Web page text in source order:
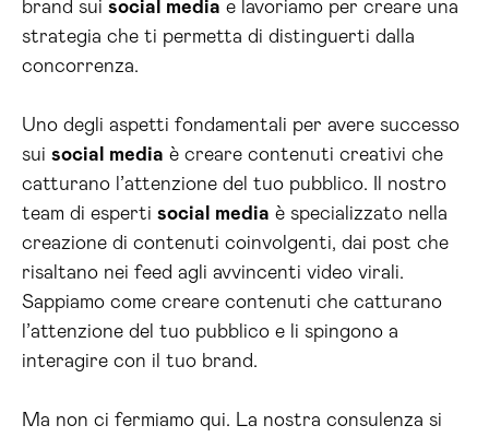
brand sui social media e lavoriamo per creare una
strategia che ti permetta di distinguerti dalla
concorrenza.
Uno degli aspetti fondamentali per avere successo
sui social media è creare contenuti creativi che
catturano l’attenzione del tuo pubblico. Il nostro
team di esperti social media è specializzato nella
creazione di contenuti coinvolgenti, dai post che
risaltano nei feed agli avvincenti video virali.
Sappiamo come creare contenuti che catturano
l’attenzione del tuo pubblico e li spingono a
interagire con il tuo brand.
Ma non ci fermiamo qui. La nostra consulenza si